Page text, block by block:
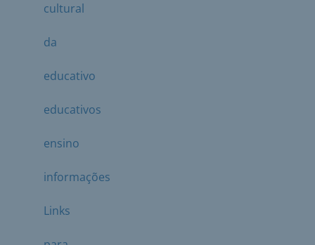
cultural
da
educativo
educativos
ensino
informações
Links